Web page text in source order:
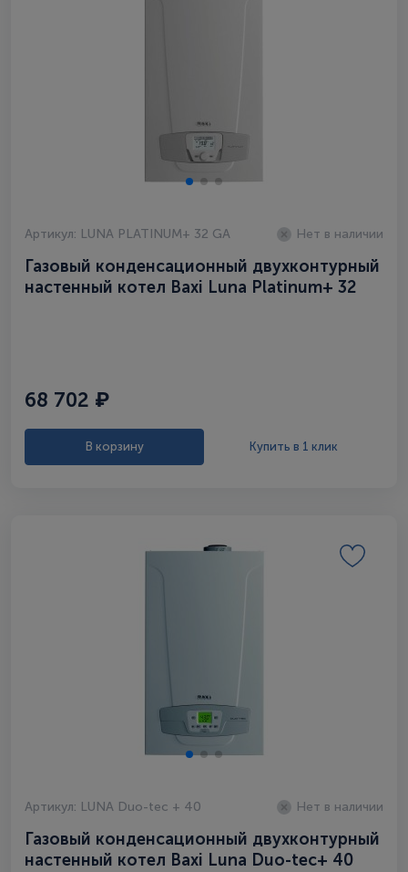
Артикул: LUNA PLATINUM+ 32 GA Нет в наличии
Газовый конденсационный двухконтурный
настенный котел Baxi Luna Platinum+ 32
68 702 ₽
В корзину Купить в 1 клик
Артикул: LUNA Duo-tec + 40 Нет в наличии
Газовый конденсационный двухконтурный
настенный котел Baxi Luna Duo-tec+ 40